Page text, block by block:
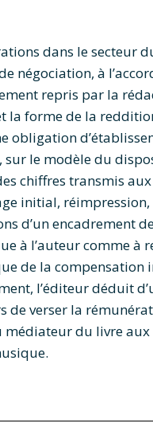
dans le secteur
négociation, à
repris par la
forme de la
obligation
le modèle du
chiffres transmis
initial,
d’un encadrement
à l’auteur comme à
de la
l’éditeur déduit
verser la
médiateur du livre